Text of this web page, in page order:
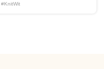
#KnitWit